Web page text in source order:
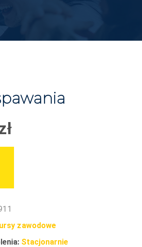
zawodowe
Stacjonarnie